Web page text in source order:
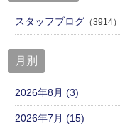
スタッフブログ （3914）
月別
2026年8月 (3)
2026年7月 (15)